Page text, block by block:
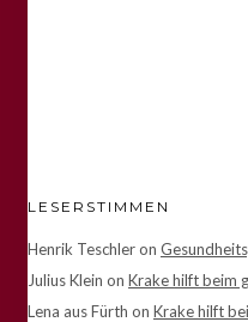
LESERSTIMMEN
Henrik Teschleron
Julius Klein on Krake hilft beim
Lena aus Fürth on Krake hilft